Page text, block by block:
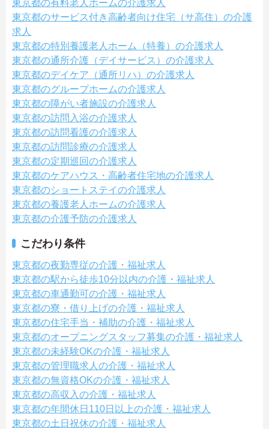
東京都の有料老人ホームの介護求人
東京都のサービス付き高齢者向け住宅（サ高住）の介護
求人
東京都の特別養護老人ホーム（特養）の介護求人
東京都の通所介護（デイサービス）の介護求人
東京都のデイケア（通所リハ）の介護求人
東京都のグループホームの介護求人
東京都の障がい者施設の介護求人
東京都の訪問入浴の介護求人
東京都の訪問看護の介護求人
東京都の訪問診療の介護求人
東京都の定期巡回の介護求人
東京都のケアハウス・高齢者住宅地の介護求人
東京都のショートステイの介護求人
東京都の養護老人ホームの介護求人
東京都の介護予防の介護求人
こだわり条件
東京都の夜勤専従の介護・福祉求人
東京都の駅から徒歩10分以内の介護・福祉求人
東京都の車通勤可の介護・福祉求人
東京都の寮・借り上げの介護・福祉求人
東京都の住宅手当・補助の介護・福祉求人
東京都のオープニングスタッフ募集の介護・福祉求人
東京都の未経験OKの介護・福祉求人
東京都の管理職求人の介護・福祉求人
東京都の無資格OKの介護・福祉求人
東京都の高収入の介護・福祉求人
東京都の年間休日110日以上の介護・福祉求人
東京都の土日祝休の介護・福祉求人